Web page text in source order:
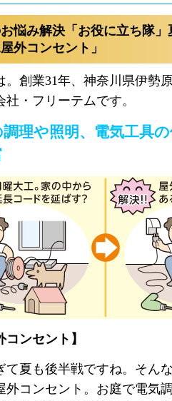
悩み解決「お役に立ち隊
外コンセント」
。創業31年、神奈川県伊勢
社・フリーテムです。
調理や照明、電気工具
コンセント】
て夏も後半戦ですね。そん
外コンセント。お庭で電気